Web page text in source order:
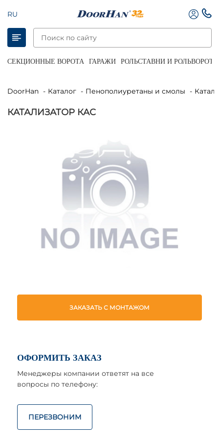
RU
СЕКЦИОННЫЕ ВОРОТА ГАРАЖИ РОЛЬСТАВНИ И РОЛЬВОРОТА
DoorHan Каталог Пенополиуретаны и смолы
КАТАЛИЗАТОР КАС
ЗАКАЗАТЬ С МОНТАЖОМ
ОФОРМИТЬ ЗАКАЗ
Менеджеры компании ответят на все
вопросы по телефону:
ПЕРЕЗВОНИМ